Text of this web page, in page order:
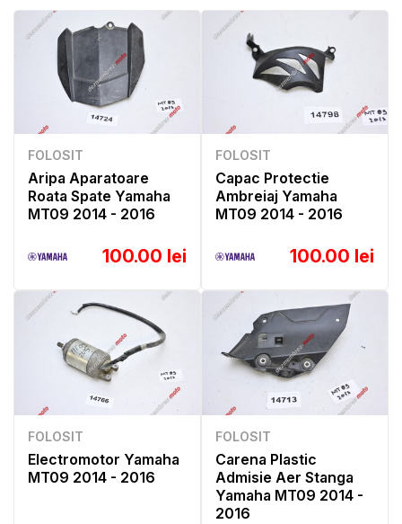
FOLOSIT
Aripa Aparatoare
Roata Spate Yamaha
MT09 2014 - 2016
100.00 lei
FOLOSIT
Capac Protectie
Ambreiaj Yamaha
MT09 2014 - 2016
100.00 lei
FOLOSIT
Electromotor Yamaha
MT09 2014 - 2016
FOLOSIT
Carena Plastic
Admisie Aer Stanga
Yamaha MT09 2014 -
2016